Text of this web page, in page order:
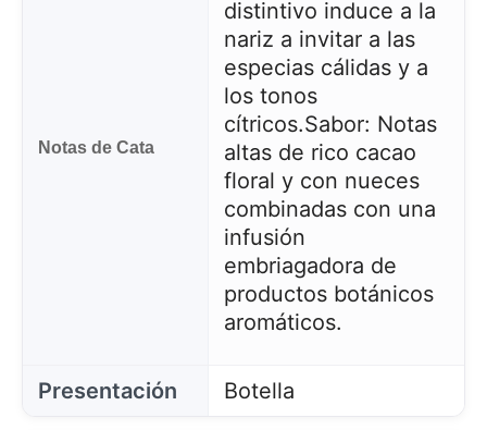
Notas de Cata
distintivo induce a la
nariz a invitar a las
especias cálidas y a
los tonos
cítricos.Sabor: Notas
altas de rico cacao
floral y con nueces
combinadas con una
infusión
embriagadora de
productos botánicos
aromáticos.
Presentación Botella